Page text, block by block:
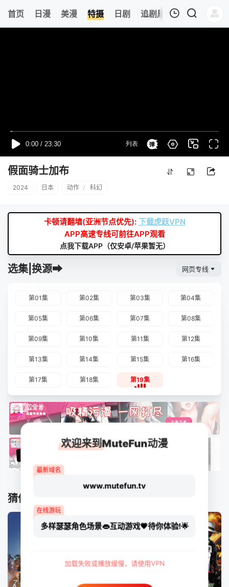
首页 日漫 美漫 特摄 日剧 追剧周表 今日更新
假面骑士加布
2024 日本 动作 / 科幻
卡顿请翻墙(亚洲节点优先): 下载虎跃VPN
APP高速专线可前往APP观看
点我下载APP（仅安卓/苹果暂无）
选集|换源➡ 网页专线
第01集 第02集 第03集 第04集
第05集 第06集 第07集 第08集
第09集 第10集 第11集 第12集
第13集 第14集 第15集 第16集
第17集 第18集 第19集
猜你喜欢
欢迎来到MuteFun动漫
最新域名
www.mutefun.tv
在线游玩
多样瑟瑟角色场景👄互动游戏💗待你体验!🌟
加载失败或播放缓慢，请使用VPN